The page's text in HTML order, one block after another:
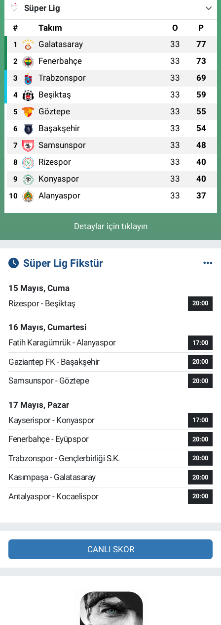
Süper Lig
#
Takım O P
1 Galatasaray 33 77
2 Fenerbahçe 33 73
3 Trabzonspor 33 69
4 Beşiktaş 33 59
5 Göztepe 33 55
6 Başakşehir 33 54
7 Samsunspor 33 48
8 Rizespor 33 40
9 Konyaspor 33 40
10 Alanyaspor 33 37
Detaylar için tıklayın
Süper Lig Fikstür
15 Mayıs, Cuma
Rizespor - Beşiktaş
20:00
16 Mayıs, Cumartesi
Fatih Karagümrük - Alanyaspor
17:00
Gaziantep FK - Başakşehir 20:00
Samsunspor - Göztepe 20:00
17 Mayıs, Pazar
Kayserispor - Konyaspor
17:00
Fenerbahçe - Eyüpspor 20:00
Trabzonspor - Gençlerbirliği S.K. 20:00
Kasımpaşa - Galatasaray 20:00
Antalyaspor - Kocaelispor 20:00
CANLI SKOR